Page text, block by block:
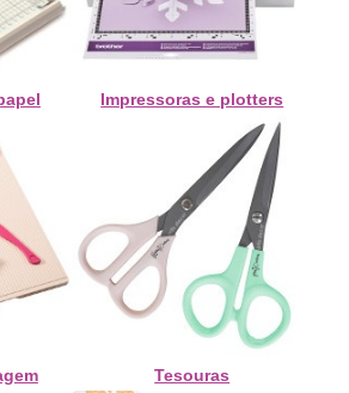
Impressoras e plotters
Tesouras